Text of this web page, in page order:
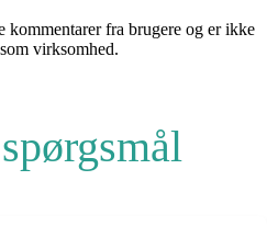
kommentarer fra brugere og er ikke
virksomhed.